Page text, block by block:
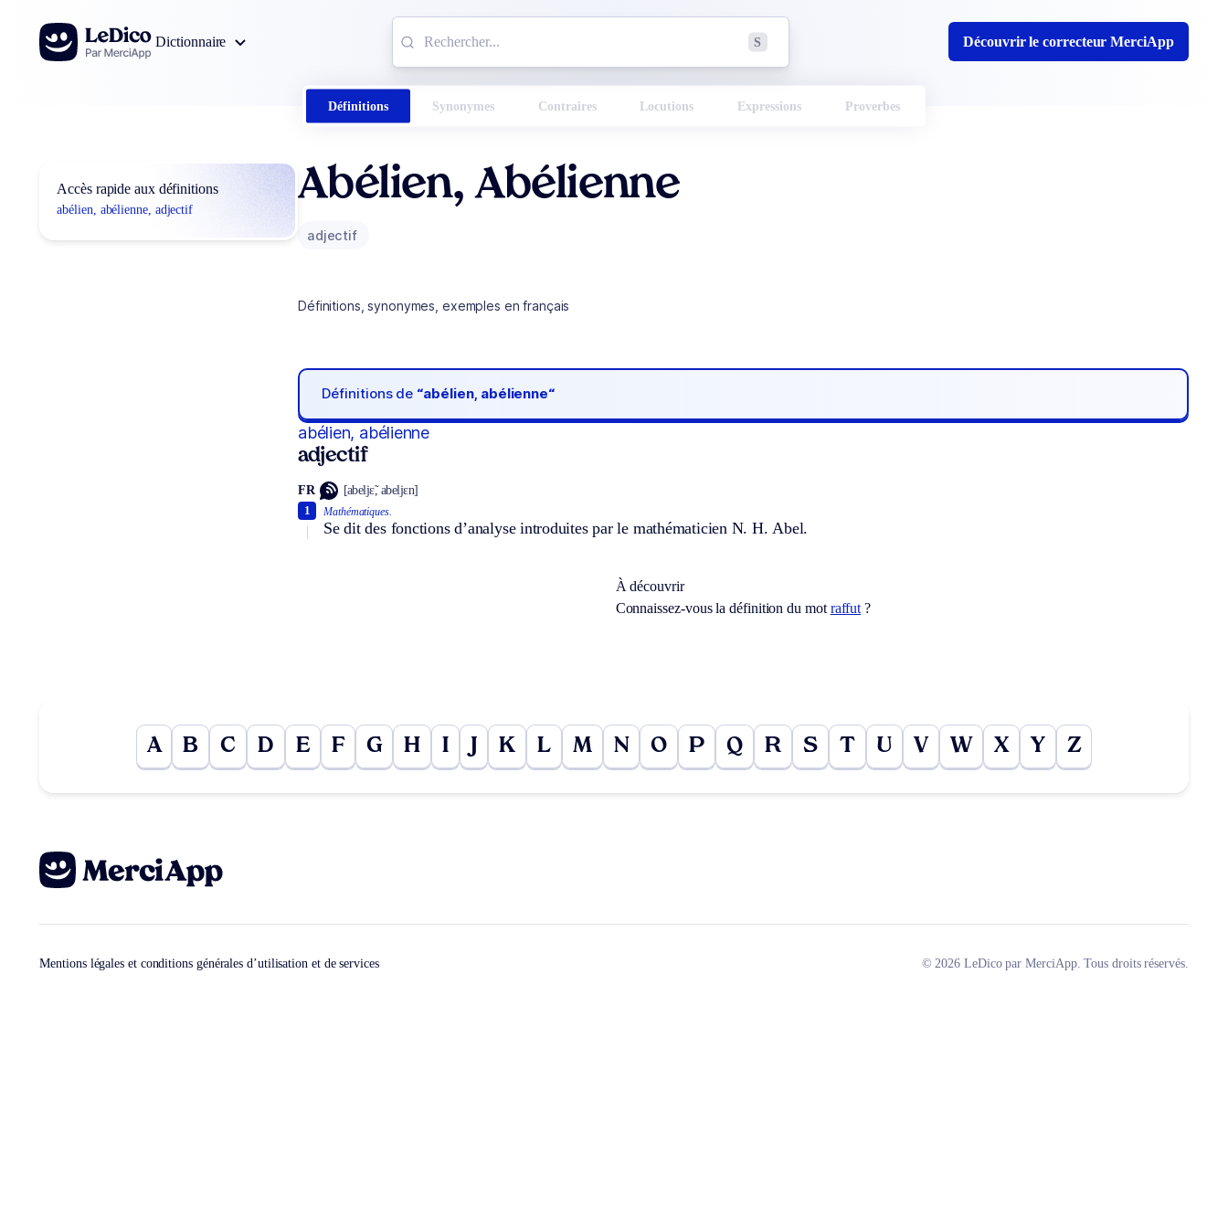
Aller au contenu
Dictionnaire
S Découvrir le correcteur MerciApp
Définitions Synonymes Contraires Locutions Expressions Proverbes
Accès rapide aux définitions
abélien, abélienne, adjectif
Abélien, Abélienne
adjectif
Définitions, synonymes, exemples en français
Définitions de “abélien, abélienne“
abélien, abélienne
adjectif
FR [abeljɛ̃, abeljɛn]
Mathématiques.
Se dit des fonctions d’analyse introduites par le mathématicien N. H. Abel.
1
À découvrir
Connaissez-vous la définition du mot raffut ?
A B C D E F G H I K L M N O P Q R S T U V W X Y Z
Mentions légales et conditions générales d’utilisation et de services © 2026 LeDico par MerciApp. Tous droits réservés.